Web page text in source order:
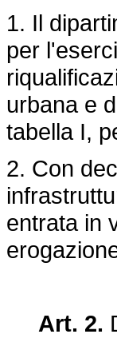
1. Il
per
urbana e
tabella I,
2. Con
entrata in
Art. 2.